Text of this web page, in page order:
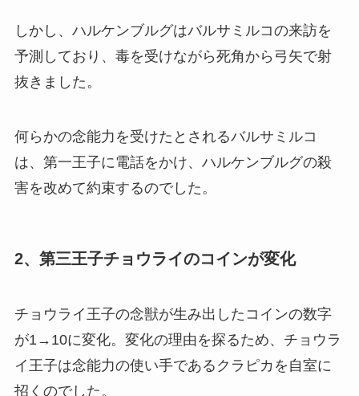
しかし、ハルケンブルグはバルサミルコの来訪を
予測しており、毒を受けながら死角から弓矢で射
抜きました。
何らかの念能力を受けたとされるバルサミルコ
は、第一王子に電話をかけ、ハルケンブルグの殺
害を改めて約束するのでした。
2、第三王子チョウライのコインが変化
チョウライ王子の念獣が生み出したコインの数字
が1→10に変化。変化の理由を探るため、チョウラ
イ王子は念能力の使い手であるクラピカを自室に
招くのでした。